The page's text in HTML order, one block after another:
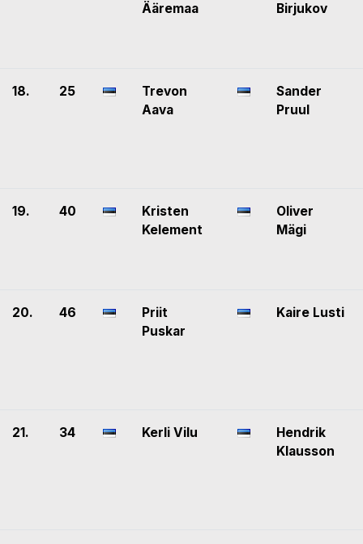
Ääremaa
Birjukov
18. 25
Trevon
Aava
Sander
Pruul
19. 40
Kristen
Kelement
Oliver
Mägi
20. 46
Priit
Puskar
Kaire Lusti
21. 34 Kerli Vilu
Hendrik
Klausson